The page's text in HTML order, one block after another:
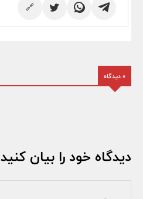
🔗
0 دیدگاه
دیدگاه خود را بیان کنید